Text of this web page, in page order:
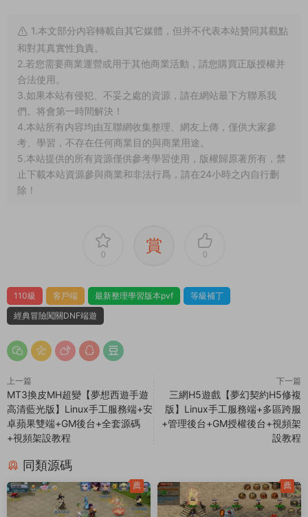
1.本文部分内容轉載自其它媒體，但并不代表本站贊同其觀點
和對其真實性負責。
2.若您需要商業運營或用于其他商業活動，請您購買正版授權并
合法使用。
3.如果本站有侵犯、不妥之處的資源，請在網站最下方聯系我
們。将會第一時間解決！
4.本站所有内容均由互聯網收集整理、網友上傳，僅供大家參
考、學習，不存在任何商業目的與商業用途。
5.本站提供的所有資源僅供參考學習使用，版權歸原著所有，禁
止下載本站資源參與商業和非法行爲，請在24小時之内自行删
除！
0 賞 0
110級 客戶端 最新整理學習版本pvf
等級補丁
經典冒險闖關DNF端遊
上一篇
MT3換皮MH超變【夢想西遊手遊
高清藍光版】Linux手工服務端+安
卓蘋果雙端+GM後台+全套源碼
+視頻架設教程
下一篇
三網H5遊戲【夢幻契約H5修複
版】Linux手工服務端+多區跨服
+管理後台+GM授權後台+視頻架
設教程
同類源碼
薦 薦